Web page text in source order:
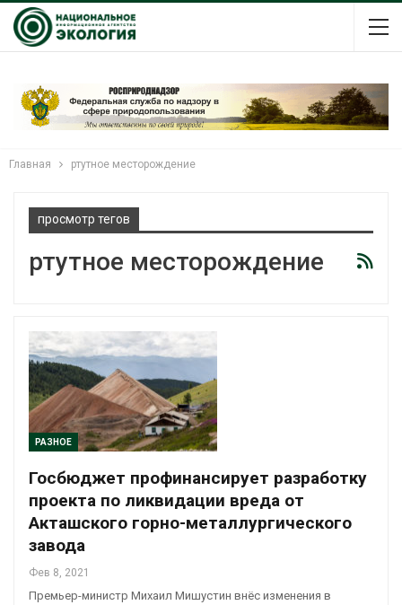
Главная ртутное месторождение
просмотр тегов
ртутное месторождение
РАЗНОЕ
Госбюджет профинансирует разработку
проекта по ликвидации вреда от
Акташского горно-металлургического
завода
Фев 8, 2021
Премьер-министр Михаил Мишустин внёс изменения в